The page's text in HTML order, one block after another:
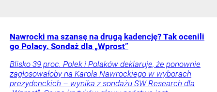
Nawrocki ma szansę na drugą kadencję? Tak ocenili
go Polacy. Sondaż dla „Wprost”
Blisko 39 proc. Polek i Polaków deklaruje, że ponownie
zagłosowałoby na Karola Nawrockiego w wyborach
prezydenckich – wynika z sondażu SW Research dla